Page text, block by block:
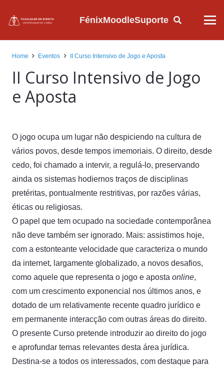
FénixMoodleSuporte
Home Eventos II Curso Intensivo de Jogo e Aposta
II Curso Intensivo de Jogo
e Aposta
O jogo ocupa um lugar não despiciendo na cultura de
vários povos, desde tempos imemoriais. O direito, desde
cedo, foi chamado a intervir, a regulá-lo, preservando
ainda os sistemas hodiernos traços de disciplinas
pretéritas, pontualmente restritivas, por razões várias,
éticas ou religiosas.
O papel que tem ocupado na sociedade contemporânea
não deve também ser ignorado. Mais: assistimos hoje,
com a estonteante velocidade que caracteriza o mundo
da internet, largamente globalizado, a novos desafios,
como aquele que representa o jogo e aposta online,
com um crescimento exponencial nos últimos anos, e
dotado de um relativamente recente quadro jurídico e
em permanente interacção com outras áreas do direito.
O presente Curso pretende introduzir ao direito do jogo
e aprofundar temas relevantes desta área jurídica.
Destina-se a todos os interessados, com destaque para